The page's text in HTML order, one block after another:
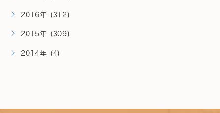
2016年 (312)
2015年 (309)
2014年 (4)